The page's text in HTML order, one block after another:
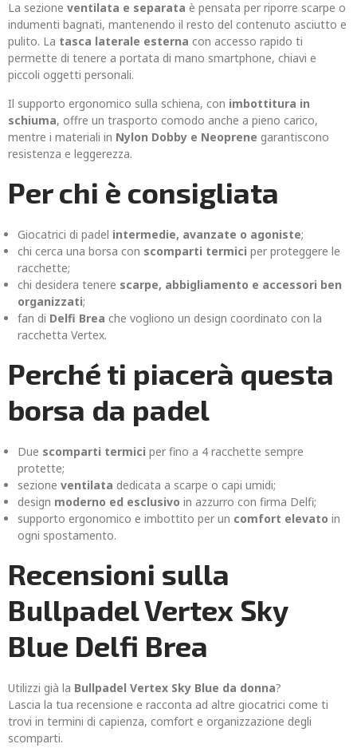
La sezione ventilata e separata è pensata per riporre scarpe o
indumenti bagnati, mantenendo il resto del contenuto asciutto e
pulito. La tasca laterale esterna con accesso rapido ti
permette di tenere a portata di mano smartphone, chiavi e
piccoli oggetti personali.
Il supporto ergonomico sulla schiena, con imbottitura in
schiuma, offre un trasporto comodo anche a pieno carico,
mentre i materiali in Nylon Dobby e Neoprene garantiscono
resistenza e leggerezza.
Per chi è consigliata
Giocatrici di padel intermedie, avanzate o agoniste;
chi cerca una borsa con scomparti termici per proteggere le
racchette;
chi desidera tenere scarpe, abbigliamento e accessori ben
organizzati;
fan di Delfi Brea che vogliono un design coordinato con la
racchetta Vertex.
Perché ti piacerà questa
borsa da padel
Due scomparti termici per fino a 4 racchette sempre
protette;
sezione ventilata dedicata a scarpe o capi umidi;
design moderno ed esclusivo in azzurro con firma Delfi;
supporto ergonomico e imbottito per un comfort elevato in
ogni spostamento.
Recensioni sulla
Bullpadel Vertex Sky
Blue Delfi Brea
Utilizzi già la Bullpadel Vertex Sky Blue da donna?
Lascia la tua recensione e racconta ad altre giocatrici come ti
trovi in termini di capienza, comfort e organizzazione degli
scomparti.